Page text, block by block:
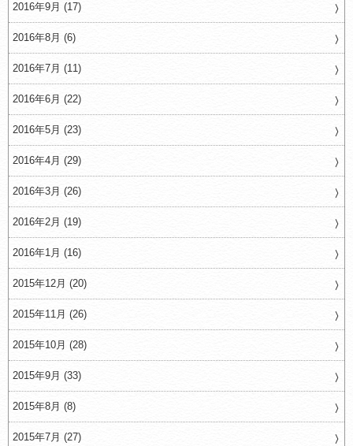
2016年9月 (17)
2016年8月 (6)
2016年7月 (11)
2016年6月 (22)
2016年5月 (23)
2016年4月 (29)
2016年3月 (26)
2016年2月 (19)
2016年1月 (16)
2015年12月 (20)
2015年11月 (26)
2015年10月 (28)
2015年9月 (33)
2015年8月 (8)
2015年7月 (27)